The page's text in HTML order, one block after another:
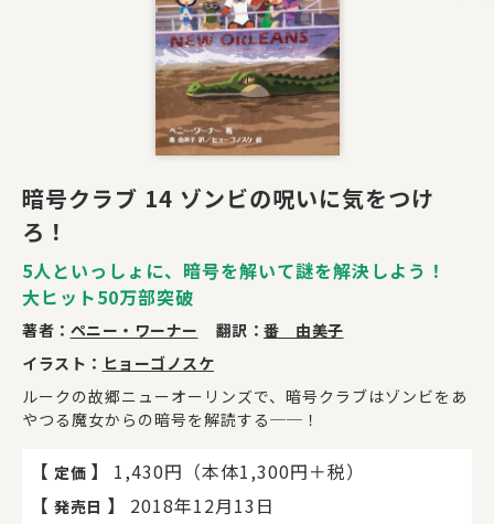
暗号クラブ 14 ゾンビの呪いに気をつけ
ろ！
5人といっしょに、暗号を解いて謎を解決しよう！
大ヒット50万部突破
著者： ペニー・ワーナー 翻訳： 番 由美子
イラスト： ヒョーゴノスケ
ルークの故郷ニューオーリンズで、暗号クラブはゾンビをあ
やつる魔女からの暗号を解読する──！
【 定価 】
1,430円（本体1,300円＋税）
【 発売日 】
2018年12月13日